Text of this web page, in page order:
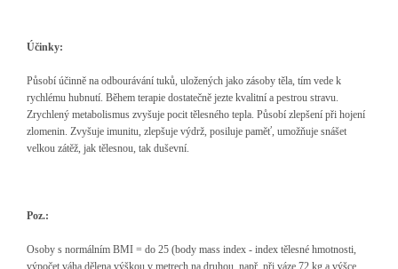
Účinky:
Působí účinně na odbourávání tuků, uložených jako zásoby těla, tím vede k
rychlému hubnutí. Během terapie dostatečně jezte kvalitní a pestrou stravu.
Zrychlený metabolismus zvyšuje pocit tělesného tepla. Působí zlepšení při hojení
zlomenin. Zvyšuje imunitu, zlepšuje výdrž, posiluje paměť, umožňuje snášet
velkou zátěž, jak tělesnou, tak duševní.
Poz.:
Osoby s normálním BMI = do 25 (body mass index - index tělesné hmotnosti,